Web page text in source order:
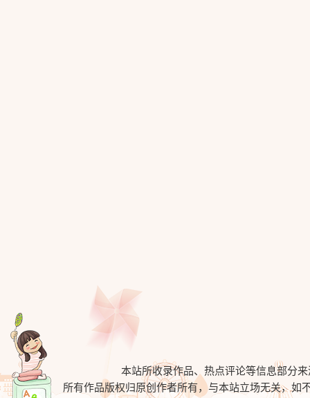
本站所收录作品、热点评论等信息部分
所有作品版权归原创作者所有，与本站立场无关，如